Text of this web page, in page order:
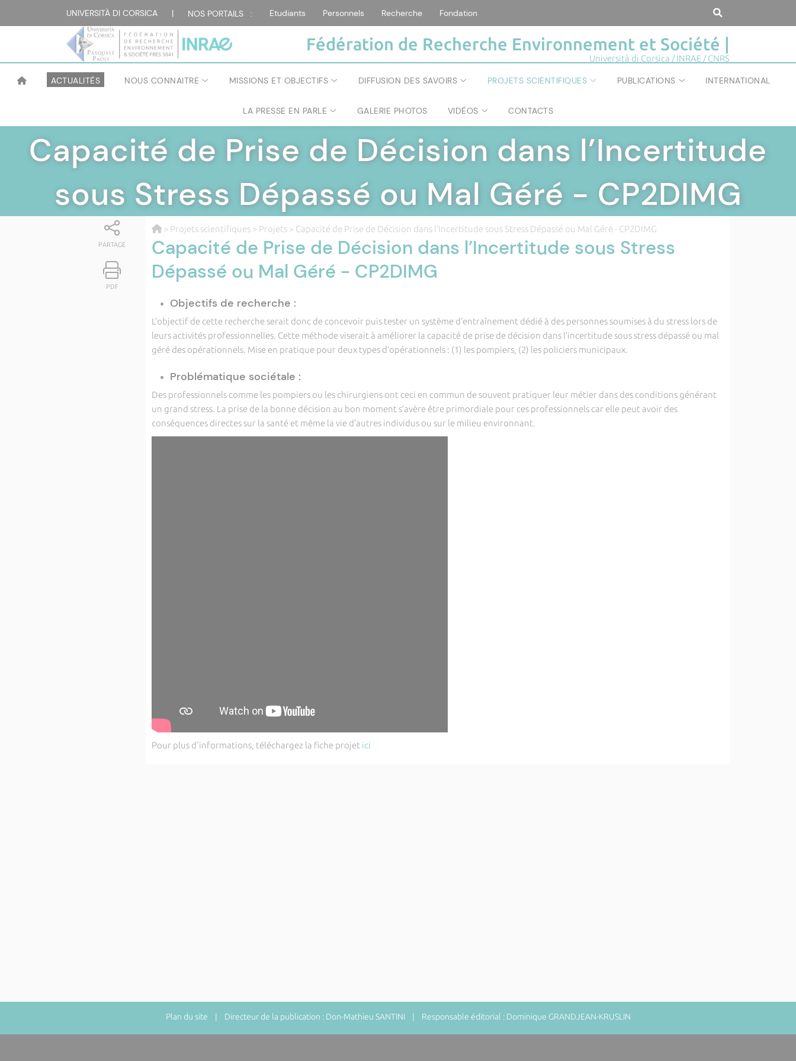
UNIVERSITÀ DI CORSICA | NOS PORTAILS : Etudiants Personnels Recherche Fondation
Fédération de Recherche Environnement et Société |
Università di Corsica / INRAE / CNRS
ACTUALITÉS NOUS CONNAITRE MISSIONS ET OBJECTIFS DIFFUSION DES SAVOIRS PROJETS SCIENTIFIQUES PUBLICATIONS INTERNATIONAL
LA PRESSE EN PARLE GALERIE PHOTOS VIDÉOS CONTACTS
Capacité de Prise de Décision dans l’Incertitude
sous Stress Dépassé ou Mal Géré - CP2DIMG
PARTAGE
PDF
> Projets scientifiques > Projets > Capacité de Prise de Décision dans l’Incertitude sous Stress Dépassé ou Mal Géré - CP2DIMG
Capacité de Prise de Décision dans l’Incertitude sous Stress
Dépassé ou Mal Géré - CP2DIMG
Objectifs de recherche :
L’objectif de cette recherche serait donc de concevoir puis tester un système d’entraînement dédié à des personnes soumises à du stress lors de
leurs activités professionnelles. Cette méthode viserait à améliorer la capacité de prise de décision dans l’incertitude sous stress dépassé ou mal
géré des opérationnels. Mise en pratique pour deux types d’opérationnels : (1) les pompiers, (2) les policiers municipaux.
Problématique sociétale :
Des professionnels comme les pompiers ou les chirurgiens ont ceci en commun de souvent pratiquer leur métier dans des conditions générant
un grand stress. La prise de la bonne décision au bon moment s’avère être primordiale pour ces professionnels car elle peut avoir des
conséquences directes sur la santé et même la vie d’autres individus ou sur le milieu environnant.
Pour plus d'informations, téléchargez la fiche projet ici
Plan du site | Directeur de la publication : Don-Mathieu SANTINI | Responsable éditorial : Dominique GRANDJEAN-KRUSLIN